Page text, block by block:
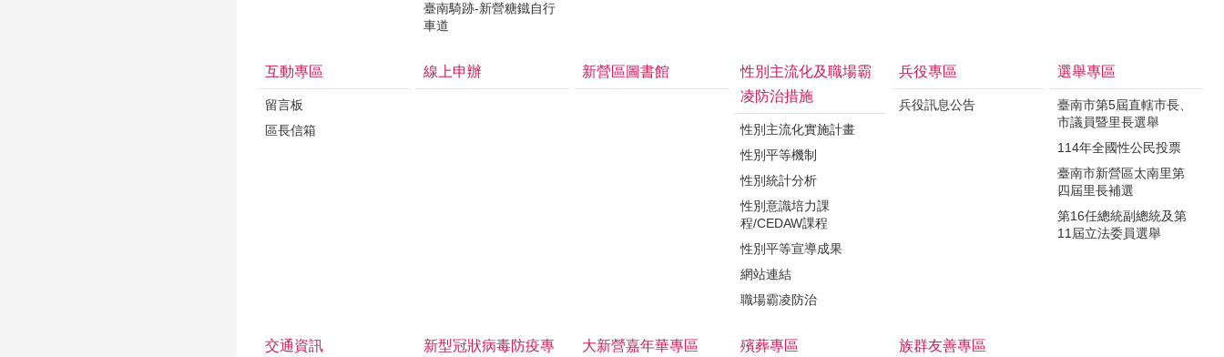
臺南騎跡-新營糖鐵自行
車道
互動專區
留言板
區長信箱
線上申辦 新營區圖書館
性別主流化及職場霸
凌防治措施
性別主流化實施計畫
性別平等機制
性別統計分析
性別意識培力課
程/CEDAW課程
性別平等宣導成果
網站連結
職場霸凌防治
兵役專區
兵役訊息公告
選舉專區
臺南市第5屆直轄市長、
市議員暨里長選舉
114年全國性公民投票
臺南市新營區太南里第
四屆里長補選
第16任總統副總統及第
11屆立法委員選舉
交通資訊
新型冠狀病毒防疫專
大新營嘉年華專區 殯葬專區 族群友善專區